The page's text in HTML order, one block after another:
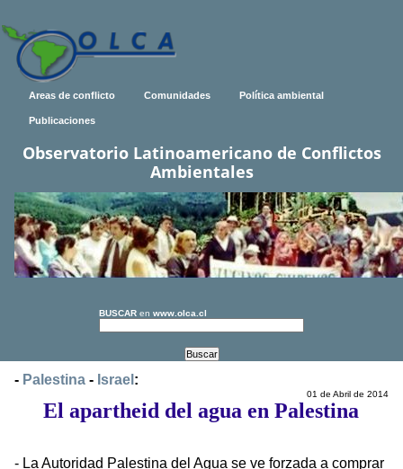
Areas de conflicto Comunidades Política ambiental
Publicaciones
Observatorio Latinoamericano de Conflictos
Ambientales
BUSCAR en www.olca.cl
- Palestina - Israel :
01 de Abril de 2014
El apartheid del agua en Palestina
- La Autoridad Palestina del Agua se ve forzada a comprar